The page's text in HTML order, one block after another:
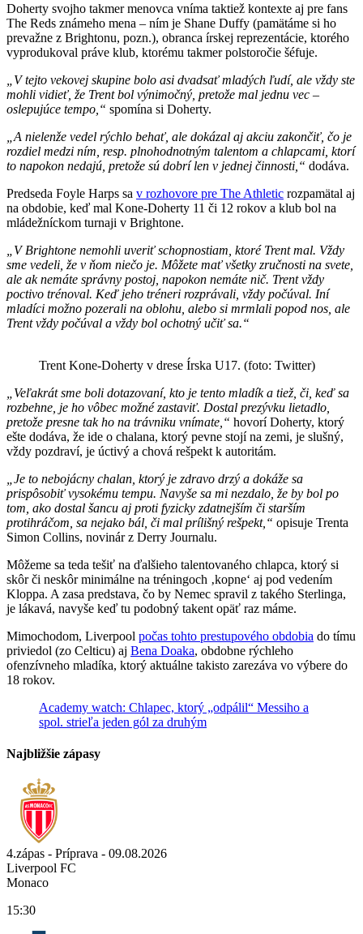
Doherty svojho takmer menovca vníma taktiež kontexte aj pre fans
The Reds známeho mena – ním je Shane Duffy (pamätáme si ho
prevažne z Brightonu, pozn.), obranca írskej reprezentácie, ktorého
vyprodukoval práve klub, ktorému takmer polstoročie šéfuje.
„V tejto vekovej skupine bolo asi dvadsať mladých ľudí, ale vždy ste
mohli vidieť, že Trent bol výnimočný, pretože mal jednu vec –
oslepujúce tempo,“ spomína si Doherty.
„A nielenže vedel rýchlo behať, ale dokázal aj akciu zakončiť, čo je
rozdiel medzi ním, resp. plnohodnotným talentom a chlapcami, ktorí
to napokon nedajú, pretože sú dobrí len v jednej činnosti,“ dodáva.
Predseda Foyle Harps sa v rozhovore pre The Athletic rozpamätal aj
na obdobie, keď mal Kone-Doherty 11 či 12 rokov a klub bol na
mládežníckom turnaji v Brightone.
„V Brightone nemohli uveriť schopnostiam, ktoré Trent mal. Vždy
sme vedeli, že v ňom niečo je. Môžete mať všetky zručnosti na svete,
ale ak nemáte správny postoj, napokon nemáte nič. Trent vždy
poctivo trénoval. Keď jeho tréneri rozprávali, vždy počúval. Iní
mladíci možno pozerali na oblohu, alebo si mrmlali popod nos, ale
Trent vždy počúval a vždy bol ochotný učiť sa.“
Trent Kone-Doherty v drese Írska U17. (foto: Twitter)
„Veľakrát sme boli dotazovaní, kto je tento mladík a tiež, či, keď sa
rozbehne, je ho vôbec možné zastaviť. Dostal prezývku lietadlo,
pretože presne tak ho na trávniku vnímate,“ hovorí Doherty, ktorý
ešte dodáva, že ide o chalana, ktorý pevne stojí na zemi, je slušný,
vždy pozdraví, je úctivý a chová rešpekt k autoritám.
„Je to nebojácny chalan, ktorý je zdravo drzý a dokáže sa
prispôsobiť vysokému tempu. Navyše sa mi nezdalo, že by bol po
tom, ako dostal šancu aj proti fyzicky zdatnejším či starším
protihráčom, sa nejako bál, či mal prílišný rešpekt,“ opisuje Trenta
Simon Collins, novinár z Derry Journalu.
Môžeme sa teda tešiť na ďalšieho talentovaného chlapca, ktorý si
skôr či neskôr minimálne na tréningoch ‚kopne‘ aj pod vedením
Kloppa. A zasa predstava, čo by Nemec spravil z takého Sterlinga,
je lákavá, navyše keď tu podobný takent opäť raz máme.
Mimochodom, Liverpool počas tohto prestupového obdobia do tímu
priviedol (zo Celticu) aj Bena Doaka, obdobne rýchleho
ofenzívneho mladíka, ktorý aktuálne takisto zarezáva vo výbere do
18 rokov.
Academy watch: Chlapec, ktorý „odpálil“ Messiho a
spol. strieľa jeden gól za druhým
Najbližšie zápasy
4.zápas - Príprava - 09.08.2026
Liverpool FC
Monaco
15:30